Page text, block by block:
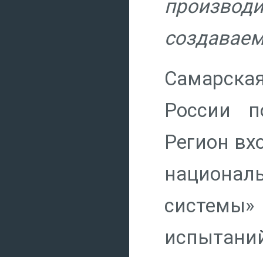
России
Регион